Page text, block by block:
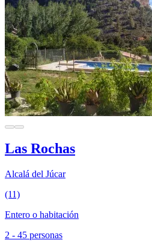
Las Rochas
Alcalá del Júcar
(11)
Entero o habitación
2 - 45 personas